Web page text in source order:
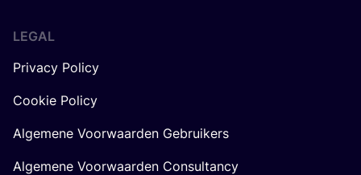
LEGAL
Privacy Policy
Cookie Policy
Algemene Voorwaarden Gebruikers
Algemene Voorwaarden Consultancy